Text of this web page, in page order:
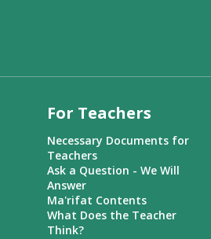
For Teachers
Necessary Documents for
Teachers
Ask a Question - We Will
Answer
Ma'rifat Contents
What Does the Teacher
Think?